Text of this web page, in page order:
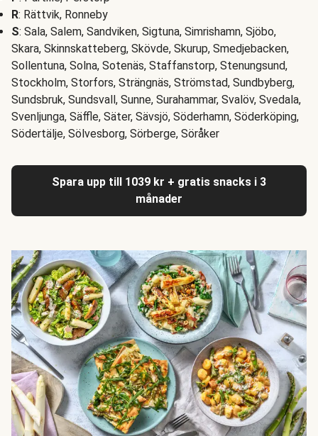
R: Rättvik, Ronneby
S: Sala, Salem, Sandviken, Sigtuna, Simrishamn, Sjöbo,
Skara, Skinnskatteberg, Skövde, Skurup, Smedjebacken,
Sollentuna, Solna, Sotenäs, Staffanstorp, Stenungsund,
Stockholm, Storfors, Strängnäs, Strömstad, Sundbyberg,
Sundsbruk, Sundsvall, Sunne, Surahammar, Svalöv, Svedala,
Svenljunga, Säffle, Säter, Sävsjö, Söderhamn, Söderköping,
Södertälje, Sölvesborg, Sörberge, Söråker
Spara upp till 1039 kr + gratis snacks i 3
månader